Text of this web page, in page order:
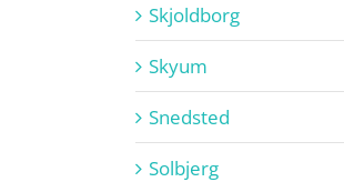
Skjoldborg
Skyum
Snedsted
Solbjerg